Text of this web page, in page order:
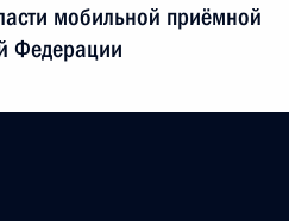
мобильной приёмной
Федерации